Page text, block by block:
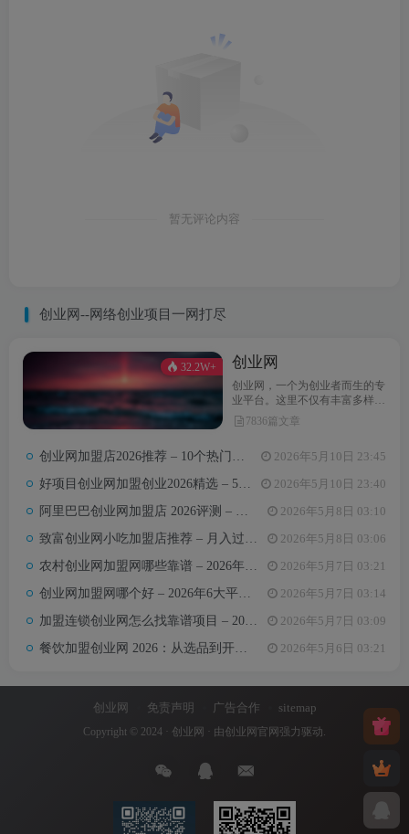
暂无评论内容
创业网--网络创业项目一网打尽
32.2W+ 创业网
创业网，一个为创业者而生的专
业平台。这里不仅有丰富多样的
创业项目，还提供最新的创业资
讯和实用的创业指导。无论你是
富的创业达人，创业网都能为你
梦想。
7836篇文章
创业网加盟店2026推荐 – 10个热门项目月收益3-8万元真实对比 2026年5月10日 23:45
好项目创业网加盟创业2026精选 – 5万内热门项目月入3万攻略 2026年5月10日 23:40
阿里巴巴创业网加盟店 2026评测 – 哪些项目值得加盟+真实费用全解析 2026年5月8日 03:10
致富创业网小吃加盟店推荐 – 月入过万的6类小吃项目及选址避坑要点 2026年5月8日 03:06
农村创业网加盟网哪些靠谱 – 2026年5大平台测评与避坑手册 2026年5月7日 03:21
创业网加盟网哪个好 – 2026年6大平台实测对比与选择建议 2026年5月7日 03:14
加盟连锁创业网怎么找靠谱项目 – 2026年避坑指南与推荐平台 2026年5月7日 03:09
餐饮加盟创业网 2026：从选品到开店，10万以内最值得加盟的7个餐饮品类 2026年5月6日 03:21
创业网 免责声明 广告合作 sitemap
Copyright © 2024 · 创业网 · 由创业网官网 强力驱动.